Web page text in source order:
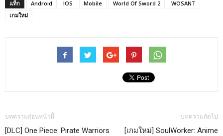
แท็ก Android IOS Mobile World Of Sword 2
WOSANT
เกมใหม่
บทความก่อนหน้านี้
[DLC] One Piece: Pirate Warriors
บทความถัดไป
[เกมใหม่] SoulWorker: Anime